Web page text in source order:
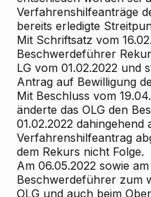
Verfahrenshilfeanträge
bereits erledigte
Mit Schriftsatz vom
Beschwerdeführer
LG vom 01.02.2022 und
Antrag auf Bewilligung
Mit Beschluss vom
änderte das OLG den
01.02.2022 dahingehend
Verfahrenshilfeantrag
dem Rekurs nicht Folge.
Am 06.05.2022 sowie
Beschwerdeführer zum
OLG und auch beim